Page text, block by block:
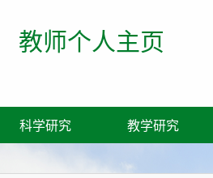
教师个人主页
科学研究 教学研究